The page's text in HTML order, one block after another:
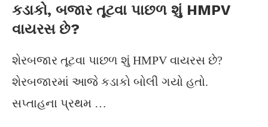
કડાકો, બજાર તૂટવા પાછળ શું HMPV
વાયરસ છે?
શેરબજાર તૂટવા પાછળ શું HMPV વાયરસ છે?
શેરબજારમાં આજે કડાકો બોલી ગયો હતો.
સપ્તાહના પ્રથમ …